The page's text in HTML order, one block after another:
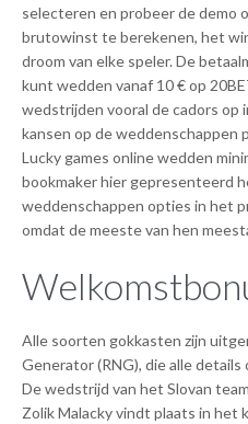
selecteren en probeer de demo
brutowinst te berekenen, het
droom van elke speler. De
kunt wedden vanaf 10 € op
wedstrijden vooral de cadors op
kansen op de weddenschappen
Lucky games online wedden
bookmaker hier gepresenteerd
weddenschappen opties in het
omdat de meeste van hen
Alle soorten gokkasten zijn
Generator (RNG), die alle
De wedstrijd van het Slovan
Zolik Malacky vindt plaats in het